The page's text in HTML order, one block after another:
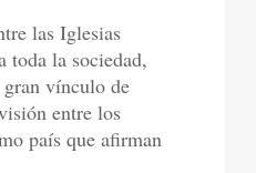
las Iglesias
toda la sociedad,
gran vínculo de
entre los
país que afirman